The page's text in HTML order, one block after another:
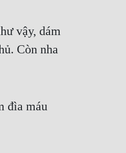
vậy, dám
Còn nha
đìa máu